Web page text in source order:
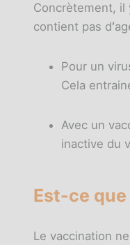
Concrètement, il
contient pas d’
Pour un
Cela
Avec un
inactive du
Est-ce
Le vaccination